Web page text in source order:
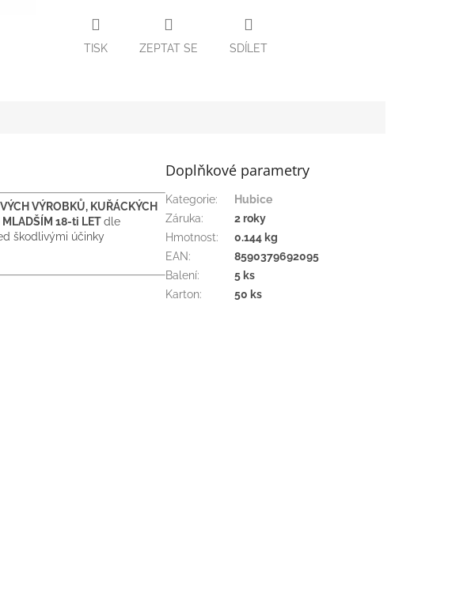
TISK ZEPTAT SE SDÍLET
VÝROBKŮ, KUŘÁCKÝCH
MLADŠÍM 18-ti LETdle
škodlivými účinky
Doplňkové parametry
Kategorie:
Hubice
Záruka:
2 roky
Hmotnost:
0.144 kg
EAN:
8590379692095
Balení:
5 ks
Karton: 50 ks